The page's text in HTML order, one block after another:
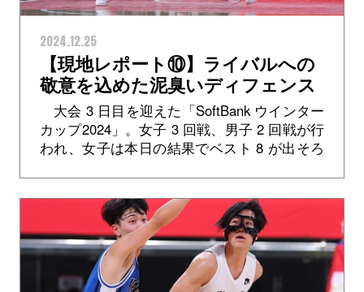
2024.12.25
【現地レポート⑩】ライバルへの
敬意を込めた泥臭いディフェンス
――精華女子 #4 清藤優衣
大会 3 日目を迎えた「SoftBank ウインター
カップ2024」。女子 3 回戦、男子 2 回戦が行
われ、女子は本日の結果でベスト 8 が出そろ